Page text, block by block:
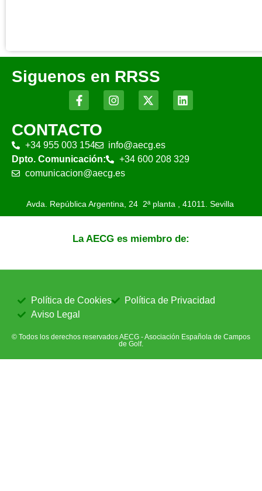
Siguenos en RRSS
CONTACTO
+34 955 003 154
info@aecg.es
Dpto. Comunicación:
+34 600 208 329
comunicacion@aecg.es
Avda. República Argentina, 24 2ª planta , 41011. Sevilla
La AECG es miembro de:
© Todos los derechos reservados AECG - Asociación Española de Campos
de Golf.
Política de Cookies
Política de Privacidad
Aviso Legal